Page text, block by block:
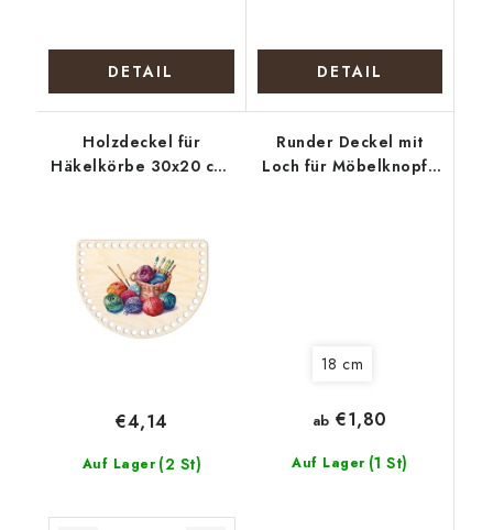
DETAIL DETAIL
Holzdeckel für
Häkelkörbe 30x20 cm,
Auf Lager (2 St)
€4,14
Runder Deckel mit
Loch für Möbelknopf -
18 cm
Auf Lager (1 St)
ab €1,80